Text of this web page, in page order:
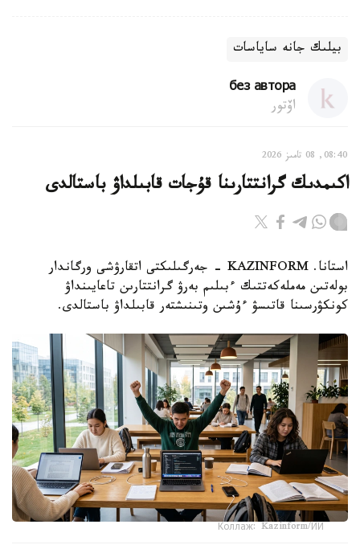
بيلىك جانە ساياسات
без автора
اۆتور
08:40, 08 تامىز 2026
اكىمدىك گرانتتارىنا قۇجات قابىلداۋ باستالدى
استانا. KAZINFORM - جەرگىلىكتى اتقارۋشى ورگاندار
بولەتىن مەملەكەتتىك ءبىلىم بەرۋ گرانتتارىن تاعايىنداۋ
كونكۋرسىنا قاتىسۋ ءۇشىن وتىنىشتەر قابىلداۋ باستالدى.
Коллаж: Kazinform/ИИ